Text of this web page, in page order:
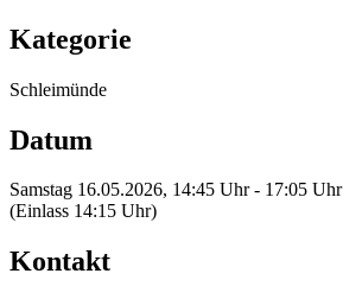
Kategorie
Schleimünde
Datum
Samstag 16.05.2026, 14:45 Uhr - 17:05 Uhr
(Einlass 14:15 Uhr)
Kontakt